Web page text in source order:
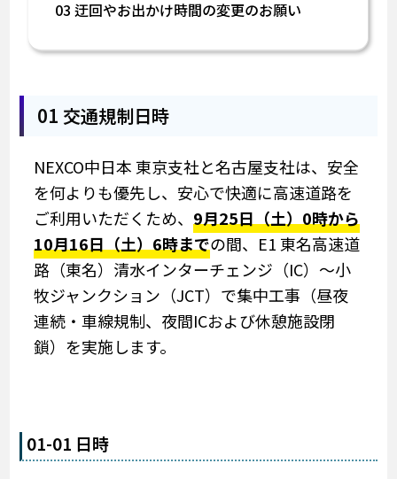
03 迂回やお出かけ時間の変更のお願い
01 交通規制日時
NEXCO中日本 東京支社と名古屋支社は、安全
を何よりも優先し、安心で快適に高速道路を
ご利用いただくため、 9月25日（土）0時から
10月16日（土）6時までの間、E1 東名高速道
路（東名）清水インターチェンジ（IC）～小
牧ジャンクション（JCT）で集中工事（昼夜
連続・車線規制、夜間ICおよび休憩施設閉
鎖）を実施します。
01-01 日時